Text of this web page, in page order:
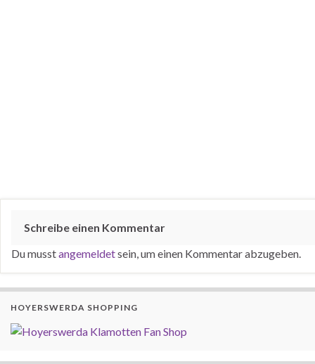
Schreibe einen Kommentar
Du musstangemeldetsein, um einen Kommentar abzugeben.
HOYERSWERDA SHOPPING